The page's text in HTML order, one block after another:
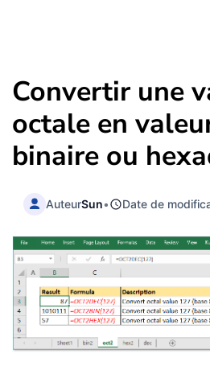
Convertir une
octale en
binaire ou
AuteurSun• Date de